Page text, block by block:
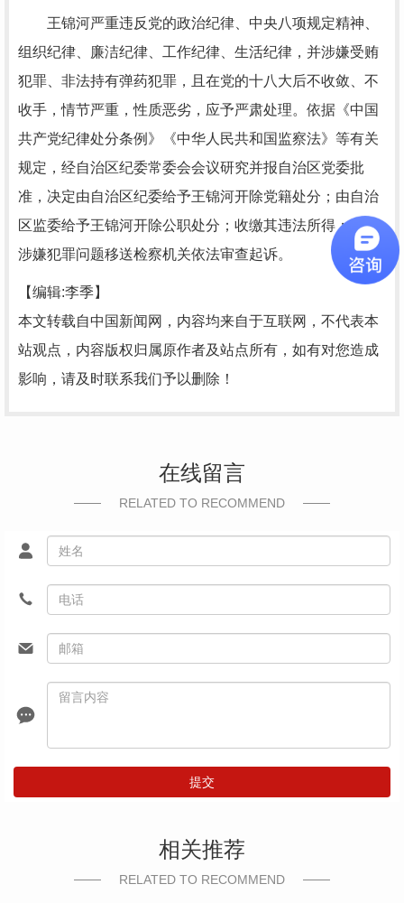
王锦河严重违反党的政治纪律、中央八项规定精神、
组织纪律、廉洁纪律、工作纪律、生活纪律，并涉嫌受贿
犯罪、非法持有弹药犯罪，且在党的十八大后不收敛、不
收手，情节严重，性质恶劣，应予严肃处理。依据《中国
共产党纪律处分条例》《中华人民共和国监察法》等有关
规定，经自治区纪委常委会会议研究并报自治区党委批
准，决定由自治区纪委给予王锦河开除党籍处分；由自治
区监委给予王锦河开除公职处分；收缴其违法所得；将其
涉嫌犯罪问题移送检察机关依法审查起诉。
【编辑:李季】
本文转载自中国新闻网，内容均来自于互联网，不代表本
站观点，内容版权归属原作者及站点所有，如有对您造成
影响，请及时联系我们予以删除！
在线留言
RELATED TO RECOMMEND
提交
相关推荐
RELATED TO RECOMMEND